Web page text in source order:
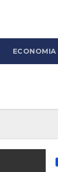
ECONOMIA